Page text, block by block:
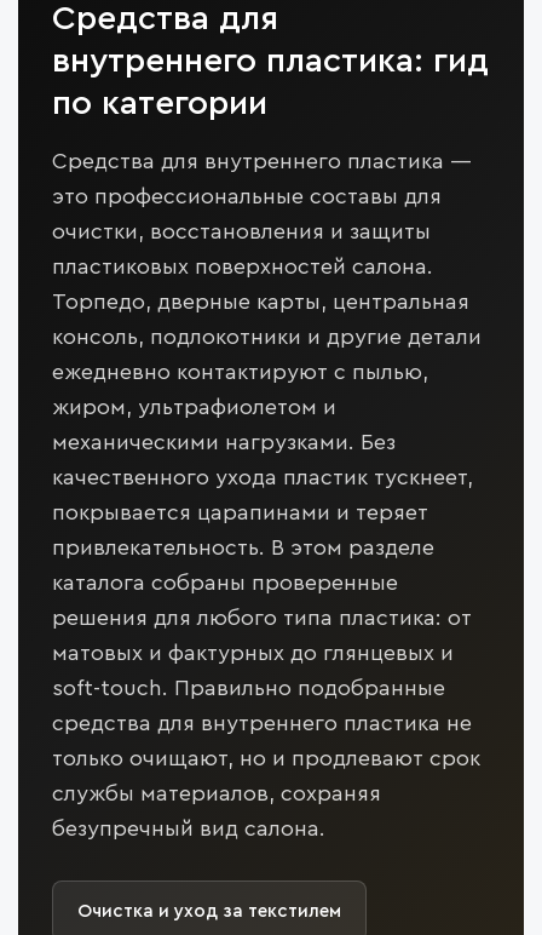
Средства для
внутреннего пластика: гид
по категории
Средства для внутреннего пластика —
это профессиональные составы для
очистки, восстановления и защиты
пластиковых поверхностей салона.
Торпедо, дверные карты, центральная
консоль, подлокотники и другие детали
ежедневно контактируют с пылью,
жиром, ультрафиолетом и
механическими нагрузками. Без
качественного ухода пластик тускнеет,
покрывается царапинами и теряет
привлекательность. В этом разделе
каталога собраны проверенные
решения для любого типа пластика: от
матовых и фактурных до глянцевых и
soft-touch. Правильно подобранные
средства для внутреннего пластика не
только очищают, но и продлевают срок
службы материалов, сохраняя
безупречный вид салона.
Очистка и уход за текстилем